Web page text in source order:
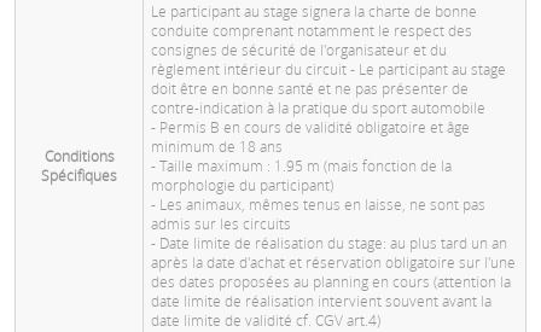
Conditions
Spécifiques
Le participant au stage signera la charte de bonne
conduite comprenant notamment le respect des
consignes de sécurité de l'organisateur et du
règlement intérieur du circuit - Le participant au stage
doit être en bonne santé et ne pas présenter de
contre-indication à la pratique du sport automobile
- Permis B en cours de validité obligatoire et âge
minimum de 18 ans
- Taille maximum : 1.95 m (mais fonction de la
morphologie du participant)
- Les animaux, mêmes tenus en laisse, ne sont pas
admis sur les circuits
- Date limite de réalisation du stage: au plus tard un an
après la date d'achat et réservation obligatoire sur l'une
des dates proposées au planning en cours (attention la
date limite de réalisation intervient souvent avant la
date limite de validité cf. CGV art.4)